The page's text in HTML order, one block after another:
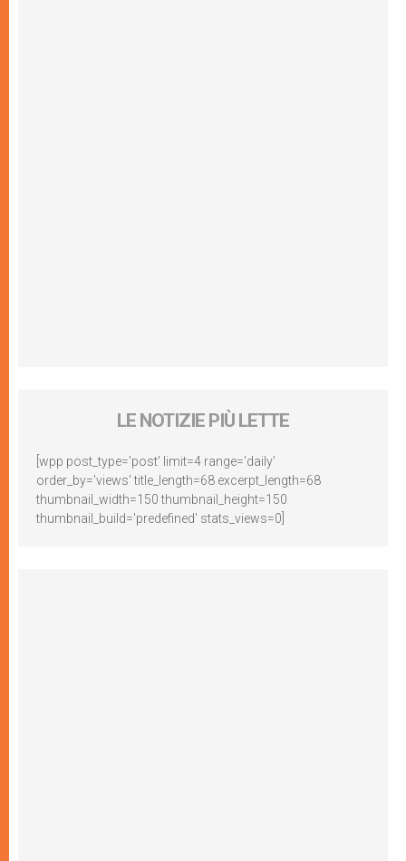
LE NOTIZIE PIÙ LETTE
[wpp post_type='post' limit=4 range='daily'
order_by='views' title_length=68 excerpt_length=68
thumbnail_width=150 thumbnail_height=150
thumbnail_build='predefined' stats_views=0]